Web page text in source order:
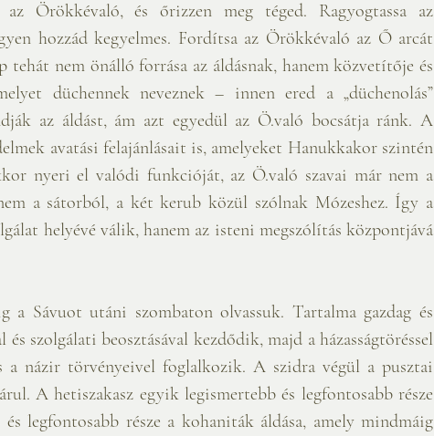
Örökkévaló, és őrizzen meg téged. Ragyogtassa az
hozzád kegyelmes. Fordítsa az Örökkévaló az Ő arcát
tehát nem önálló forrása az áldásnak, hanem közvetítője és
düchennek neveznek – innen ered a „düchenolás”
az áldást, ám azt egyedül az Ö.való bocsátja ránk. A
avatási felajánlásait is, amelyeket Hanukkakor szintén
nyeri el valódi funkcióját, az Ö.való szavai már nem a
a sátorból, a két kerub közül szólnak Mózeshez. Így a
helyévé válik, hanem az isteni megszólítás központjává
szolgálati beosztásával kezdődik, majd a házasságtöréssel
a názir törvényeivel foglalkozik. A szidra végül a pusztai
A hetiszakasz egyik legismertebb és legfontosabb része
legfontosabb része a kohaniták áldása, amely mindmáig